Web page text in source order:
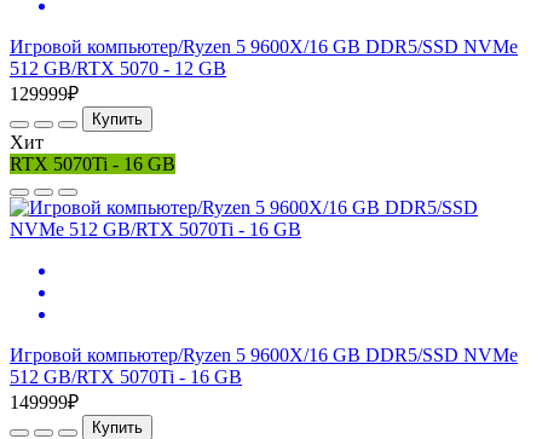
Игровой компьютер/Ryzen 5 9600X/16 GB DDR5/SSD NVMe
512 GB/RTX 5070 - 12 GB
129999₽
Купить
Хит
RTX 5070Ti - 16 GB
Игровой компьютер/Ryzen 5 9600X/16 GB DDR5/SSD NVMe
512 GB/RTX 5070Ti - 16 GB
149999₽
Купить